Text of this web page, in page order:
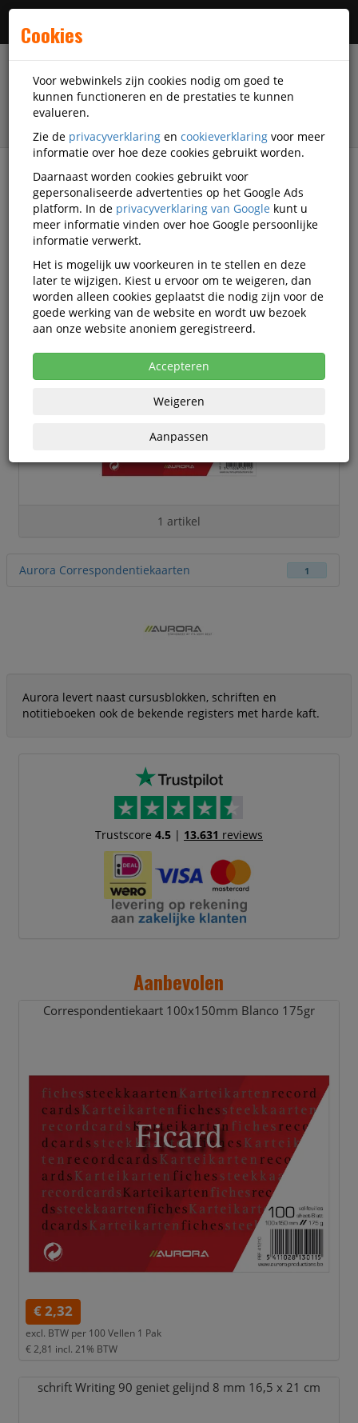
filter
Papierwaren Aurora
Aurora papierwaren
Aurora Enveloppen
1 artikel
Aurora Correspondentiekaarten 1
Aurora levert naast cursusblokken, schriften en
notitieboeken ook de bekende registers met harde kaft.
Trustscore 4.5| 13.631 reviews
Aanbevolen
Correspondentiekaart 100x150mm Blanco 175gr
€ 2,32
excl. BTW per 100 Vellen 1 Pak
€ 2,81 incl. 21% BTW
schrift Writing 90 geniet gelijnd 8 mm 16,5 x 21 cm
Cookies
Voor webwinkels zijn cookies nodig om goed te
kunnen functioneren en de prestaties te kunnen
evalueren.
Zie de privacyverklaring en cookieverklaring voor meer
informatie over hoe deze cookies gebruikt worden.
Daarnaast worden cookies gebruikt voor
gepersonaliseerde advertenties op het Google Ads
platform. In de privacyverklaring van Google kunt u
meer informatie vinden over hoe Google persoonlijke
informatie verwerkt.
Het is mogelijk uw voorkeuren in te stellen en deze
later te wijzigen. Kiest u ervoor om te weigeren, dan
worden alleen cookies geplaatst die nodig zijn voor de
goede werking van de website en wordt uw bezoek
aan onze website anoniem geregistreerd.
Accepteren
Weigeren
Aanpassen